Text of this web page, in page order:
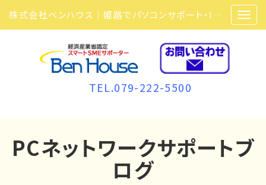
株式会社ベンハウス｜姫路でパソコンサポート・ITサポート・ITセキュリティ・複合機・ビジネスフォンなら弊社にお任せ
TEL.079-222-5500
PCネットワークサポートブ
ログ